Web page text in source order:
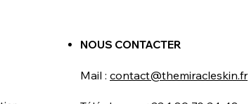
NOUS CONTACTER
Mail : contact@themiracleskin.fr